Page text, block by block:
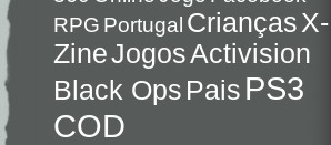
RPG Portugal CriançasX-
ZineJogosActivision
Black Ops Pais PS3
COD